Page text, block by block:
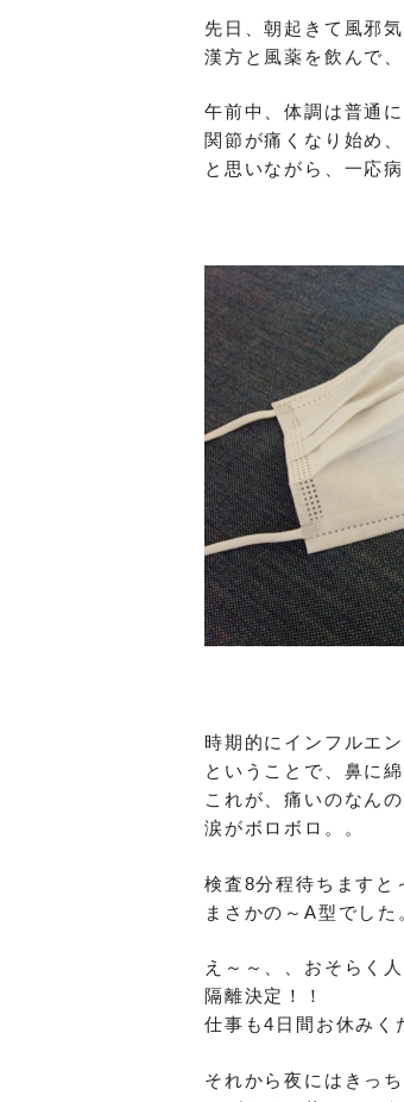
先日、朝起きて風邪
漢方と風薬を飲んで、
午前中、体調は普通
関節が痛くなり始め
と思いながら、一応
時期的にインフルエ
ということで、鼻に
これが、痛いのなん
涙がボロボロ。。
検査8分程待ちますと
まさかの～A型でした
え～～、、おそらく
隔離決定！！
仕事も4日間お休みく
それから夜にはきっ